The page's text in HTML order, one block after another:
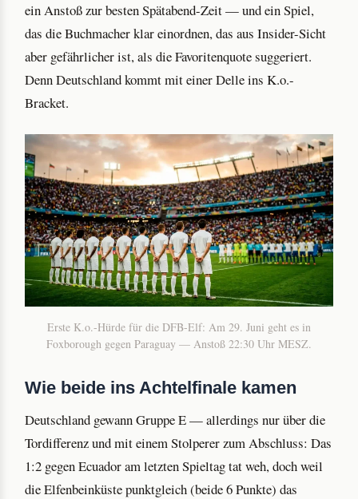
ein Anstoß zur besten Spätabend-Zeit — und ein Spiel,
das die Buchmacher klar einordnen, das aus Insider-Sicht
aber gefährlicher ist, als die Favoritenquote suggeriert.
Denn Deutschland kommt mit einer Delle ins K.o.-
Bracket.
Erste K.o.-Hürde für die DFB-Elf: Am 29. Juni geht es in
Foxborough gegen Paraguay — Anstoß 22:30 Uhr MESZ.
Wie beide ins Achtelfinale kamen
Deutschland gewann Gruppe E — allerdings nur über die
Tordifferenz und mit einem Stolperer zum Abschluss: Das
1:2 gegen Ecuador am letzten Spieltag tat weh, doch weil
die Elfenbeinküste punktgleich (beide 6 Punkte) das